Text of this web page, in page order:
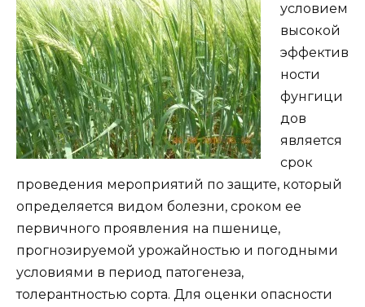
условием
высокой
эффектив
ности
фунгици
дов
является
срок
проведения мероприятий по защите, который
определяется видом болезни, сроком ее
первичного проявления на пшенице,
прогнозируемой урожайностью и погодными
условиями в период патогенеза,
толерантностью сорта. Для оценки опасности